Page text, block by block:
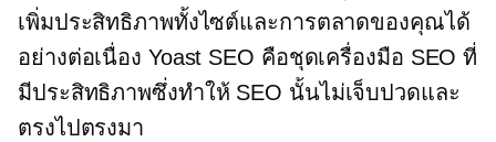
เพิ่มประสิทธิภาพทั้งไซต์และการตลาดของคุณได้
อย่างต่อเนื่อง Yoast SEO คือชุดเครื่องมือ SEO ที่
มีประสิทธิภาพซึ่งทำให้ SEO นั้นไม่เจ็บปวดและ
ตรงไปตรงมา